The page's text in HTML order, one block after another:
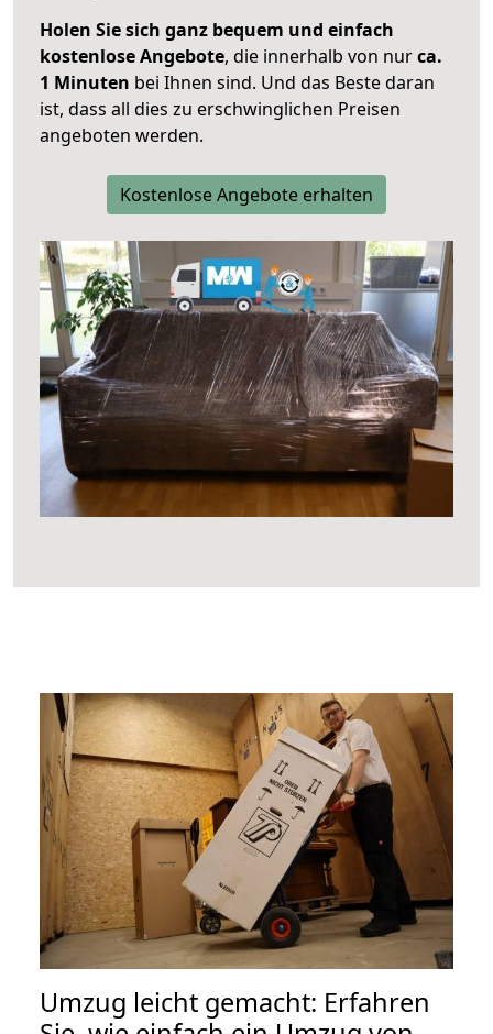
Holen Sie sich ganz bequem und einfach
kostenlose Angebote, die innerhalb von nurca.
1 Minuten bei Ihnen sind. Und das Beste daran
ist, dass all dies zu erschwinglichen Preisen
angeboten werden.
Kostenlose Angebote erhalten
Umzug leicht gemacht: Erfahren